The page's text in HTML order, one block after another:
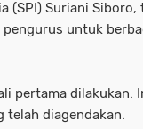
(SPI) Suriani
untuk
pertama dilakukan.
telah diagendakan.